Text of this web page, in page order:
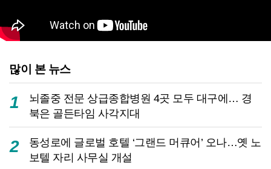
많이 본 뉴스
1
뇌졸중 전문 상급종합병원 4곳 모두 대구에… 경
북은 골든타임 사각지대
2
동성로에 글로벌 호텔 ‘그랜드 머큐어’ 오나…옛 노
보텔 자리 사무실 개설